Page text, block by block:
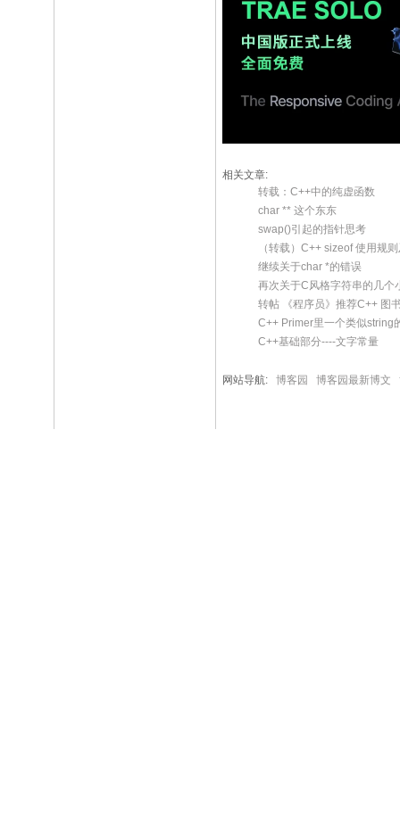
相关文章:
转载：C++中的纯虚函数
char ** 这个东东
swap()引起的指针思考
（转载）C++ sizeof 使用规
继续关于char *的错误
再次关于C风格字符串的几个
转帖 《程序员》推荐C++ 图
C++ Primer里一个类似string
C++基础部分----文字常量
网站导航: 博客园 博客园最新博文